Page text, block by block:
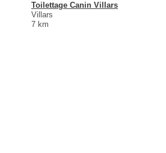
Toilettage Canin Villars
Villars
7 km